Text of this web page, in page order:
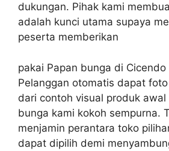
dukungan. Pihak kami
adalah kunci utama supaya
peserta memberikan
pakai Papan bunga di
Pelanggan otomatis dapat
dari contoh visual produk awal
bunga kami kokoh sempurna.
menjamin perantara toko
dapat dipilih demi